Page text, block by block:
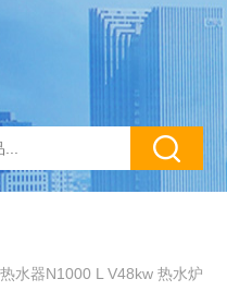
水器N1000 L V48kw 热水炉